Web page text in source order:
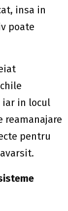
insa in
poate
in locul
reamanajare
pentru